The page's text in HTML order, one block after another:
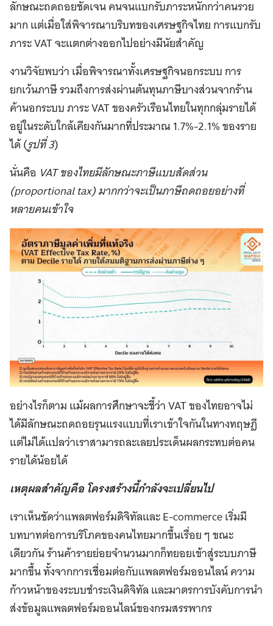
ลักษณะถดถอยชัดเจน คนจนแบกรับภาระหนักกว่าคนรวย
มาก แต่เมื่อใส่พิจารณาบริบทของเศรษฐกิจไทย การแบกรับ
ภาระ VAT จะแตกต่างออกไปอย่างมีนัยสำคัญ
งานวิจัยพบว่า เมื่อพิจารณาทั้งเศรษฐกิจนอกระบบ การ
ยกเว้นภาษี รวมถึงการส่งผ่านต้นทุนภาษีบางส่วนจากร้าน
ค้านอกระบบ ภาระ VAT ของครัวเรือนไทยในทุกกลุ่มรายได้
อยู่ในระดับใกล้เคียงกันมากที่ประมาณ 1.7%-2.1% ของราย
ได้ (รูปที่ 3)
นั่นคือ VAT ของไทยมีลักษณะภาษีแบบสัดส่วน
(proportional tax) มากกว่าจะเป็นภาษีถดถอยอย่างที่
หลายคนเข้าใจ
อย่างไรก็ตาม แม้ผลการศึกษาจะชี้ว่า VAT ของไทยอาจไม่
ได้มีลักษณะถดถอยรุนแรงแบบที่เราเข้าใจกันในทางทฤษฎี
แต่ไม่ได้แปลว่าเราสามารถละเลยประเด็นผลกระทบต่อคน
รายได้น้อยได้
เหตุผลสำคัญคือ โครงสร้างนี้กำลังจะเปลี่ยนไป
เราเห็นชัดว่าแพลตฟอร์มดิจิทัลและ E-commerce เริ่มมี
บทบาทต่อการบริโภคของคนไทยมากขึ้นเรื่อย ๆ ขณะ
เดียวกัน ร้านค้ารายย่อยจำนวนมากก็ทยอยเข้าสู่ระบบภาษี
มากขึ้น ทั้งจากการเชื่อมต่อกับแพลตฟอร์มออนไลน์ ความ
ก้าวหน้าของระบบชำระเงินดิจิทัล และมาตรการบังคับการนำ
ส่งข้อมูลแพลตฟอร์มออนไลน์ของกรมสรรพากร